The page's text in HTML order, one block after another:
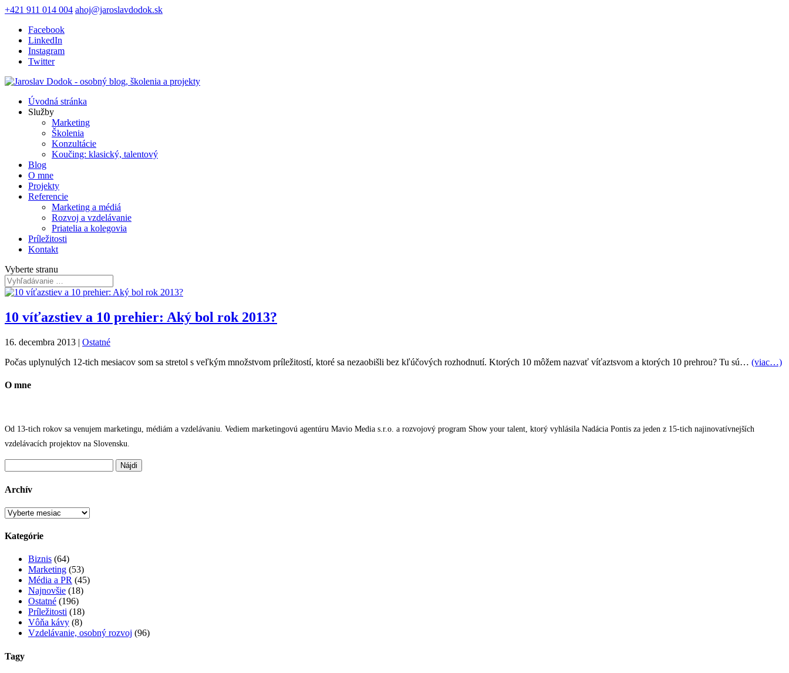
+421 911 014 004 ahoj@jaroslavdodok.sk
Facebook
LinkedIn
Instagram
Twitter
Úvodná stránka
Služby
Marketing
Školenia
Konzultácie
Koučing: klasický, talentový
Blog
O mne
Projekty
Referencie
Marketing a médiá
Rozvoj a vzdelávanie
Priatelia a kolegovia
Príležitosti
Kontakt
Vyberte stranu
10 víťazstiev a 10 prehier: Aký bol rok 2013?
16. decembra 2013 | Ostatné
Počas uplynulých 12-tich mesiacov som sa stretol s veľkým množstvom príležitostí, ktoré sa nezaobišli bez kľúčových rozhodnutí. Ktorých 10 môžem nazvať víťaztsvom a ktorých 10 prehrou? Tu sú… (viac…)
O mne
Od 13-tich rokov sa venujem marketingu, médiám a vzdelávaniu. Vediem marketingovú agentúru Mavio Media s.r.o. a rozvojový program Show your talent, ktorý vyhlásila Nadácia Pontis za jeden z 15-tich najinovatívnejších
vzdelávacích projektov na Slovensku.
Archív
Archív
Kategórie
Biznis (64)
Marketing (53)
Média a PR (45)
Najnovšie (18)
Ostatné (196)
Príležitosti (18)
Vôňa kávy (8)
Vzdelávanie, osobný rozvoj (96)
Tagy